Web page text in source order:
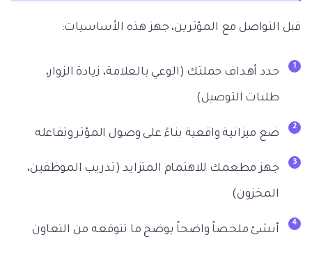
قبل التواصل مع المؤثرين، جهز هذه الأساسيات:
حدد أهداف حملتك (الوعي بالعلامة، زيادة الزوار،
طلبات التوصيل)
ضع ميزانية واقعية بناءً على وصول المؤثر وتفاعله
جهز مطعمك للاهتمام المتزايد (تدريب الموظفين،
المخزون)
أنشئ ملخصاً واضحاً يوضح ما تتوقعه من التعاون